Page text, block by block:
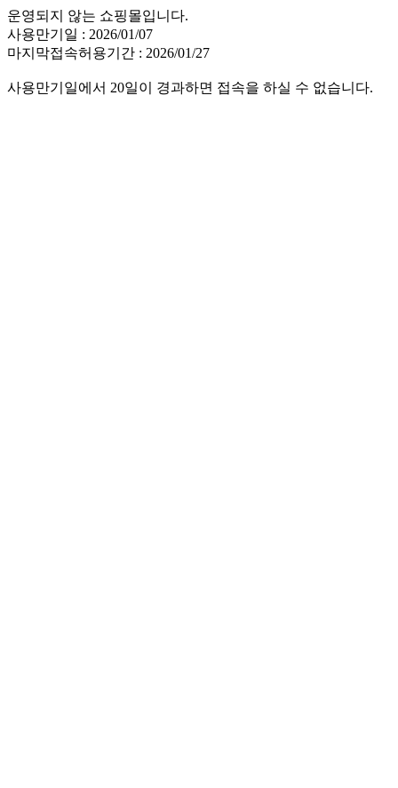
운영되지 않는 쇼핑몰입니다.
사용만기일 : 2026/01/07
마지막접속허용기간 : 2026/01/27
사용만기일에서 20일이 경과하면 접속을 하실 수 없습니다.